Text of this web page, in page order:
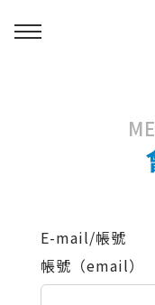
E-mail/帳號
帳號（email）